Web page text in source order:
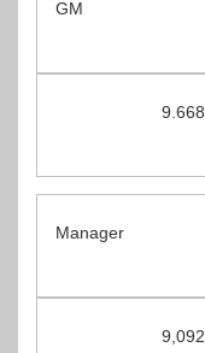
GM
9.668
Manager
9,092